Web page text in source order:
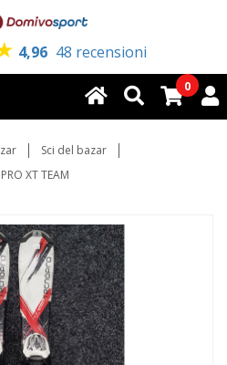
4,96 48 recensioni
0
Sci del bazar
XT TEAM